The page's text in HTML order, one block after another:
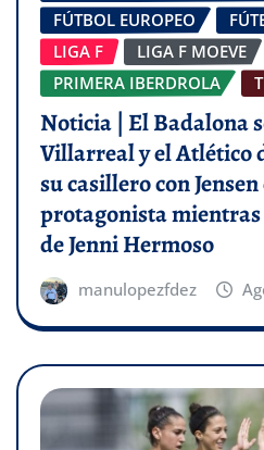
FÚTBOL EUROPEO
LIGA F
LIGA F MOEVE
PRIMERA IBERDROLA
Noticia | El Badalona
Villarreal y el Atlético
su casillero con
protagonista mientras
de Jenni Hermoso
manulopezfdez